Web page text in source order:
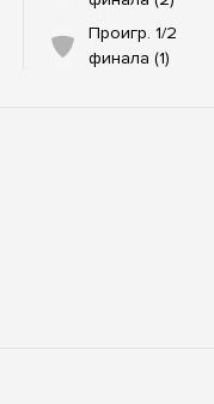
Проигр. 1/2
финала (1)